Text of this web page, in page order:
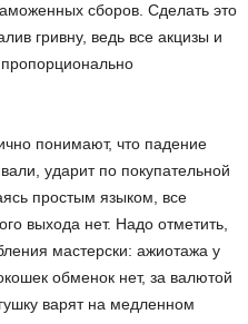
сборов. Сделать это
гривну, ведь все акцизы и
понимают, что падение
ударит по покупательной
простым языком, все
выхода нет. Надо отметить,
мастерски: ажиотажа у
обменок нет, за валютой
варят на медленном